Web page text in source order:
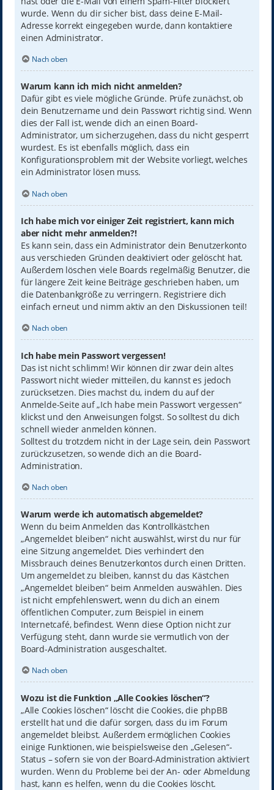
wurde. Wenn du dir sicher bist, dass deine E-Mail-
Adresse korrekt eingegeben wurde, dann kontaktiere
einen Administrator.
Nach oben
Warum kann ich mich nicht anmelden?
Dafür gibt es viele mögliche Gründe. Prüfe zunächst, ob
dein Benutzername und dein Passwort richtig sind. Wenn
dies der Fall ist, wende dich an einen Board-
Administrator, um sicherzugehen, dass du nicht gesperrt
wurdest. Es ist ebenfalls möglich, dass ein
Konfigurationsproblem mit der Website vorliegt, welches
ein Administrator lösen muss.
Nach oben
Ich habe mich vor einiger Zeit registriert, kann mich
aber nicht mehr anmelden?!
Es kann sein, dass ein Administrator dein Benutzerkonto
aus verschieden Gründen deaktiviert oder gelöscht hat.
Außerdem löschen viele Boards regelmäßig Benutzer, die
für längere Zeit keine Beiträge geschrieben haben, um
die Datenbankgröße zu verringern. Registriere dich
einfach erneut und nimm aktiv an den Diskussionen teil!
Nach oben
Ich habe mein Passwort vergessen!
Das ist nicht schlimm! Wir können dir zwar dein altes
Passwort nicht wieder mitteilen, du kannst es jedoch
zurücksetzen. Dies machst du, indem du auf der
Anmelde-Seite auf „Ich habe mein Passwort vergessen“
klickst und den Anweisungen folgst. So solltest du dich
schnell wieder anmelden können.
Solltest du trotzdem nicht in der Lage sein, dein Passwort
zurückzusetzen, so wende dich an die Board-
Administration.
Nach oben
Warum werde ich automatisch abgemeldet?
Wenn du beim Anmelden das Kontrollkästchen
„Angemeldet bleiben“ nicht auswählst, wirst du nur für
eine Sitzung angemeldet. Dies verhindert den
Missbrauch deines Benutzerkontos durch einen Dritten.
Um angemeldet zu bleiben, kannst du das Kästchen
„Angemeldet bleiben“ beim Anmelden auswählen. Dies
ist nicht empfehlenswert, wenn du dich an einem
öffentlichen Computer, zum Beispiel in einem
Internetcafé, befindest. Wenn diese Option nicht zur
Verfügung steht, dann wurde sie vermutlich von der
Board-Administration ausgeschaltet.
Nach oben
Wozu ist die Funktion „Alle Cookies löschen“?
„Alle Cookies löschen“ löscht die Cookies, die phpBB
erstellt hat und die dafür sorgen, dass du im Forum
angemeldet bleibst. Außerdem ermöglichen Cookies
einige Funktionen, wie beispielsweise den „Gelesen“-
Status – sofern sie von der Board-Administration aktiviert
wurden. Wenn du Probleme bei der An- oder Abmeldung
hast, kann es helfen, wenn du die Cookies löscht.